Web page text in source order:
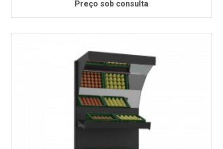
Preço sob consulta